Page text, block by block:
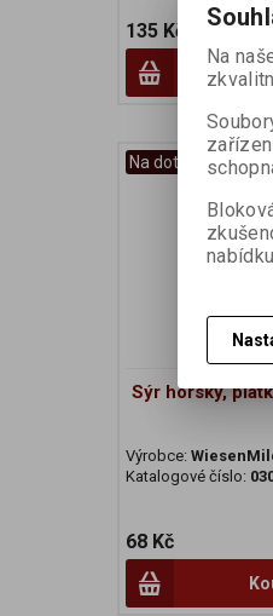
135 Kč
Na dotaz
Sýr horský,
Výrobce:
Katalogové číslo:
68 Kč
Na